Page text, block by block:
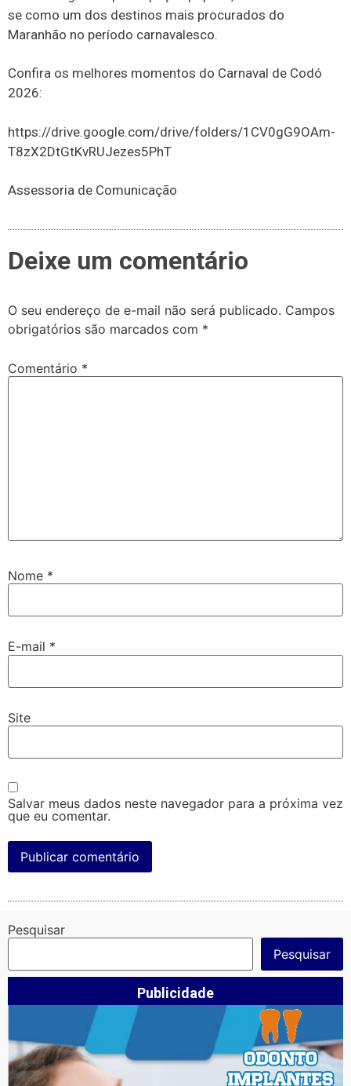
se como um dos destinos mais procurados do
Maranhão no período carnavalesco.
Confira os melhores momentos do Carnaval de Codó
2026:
https://drive.google.com/drive/folders/1CV0gG9OAm-
T8zX2DtGtKvRUJezes5PhT
Assessoria de Comunicação
Deixe um comentário
O seu endereço de e-mail não será publicado. Campos
obrigatórios são marcados com *
Comentário *
Nome *
E-mail *
Site
Salvar meus dados neste navegador para a próxima vez
que eu comentar.
Pesquisar
Pesquisar
Publicidade